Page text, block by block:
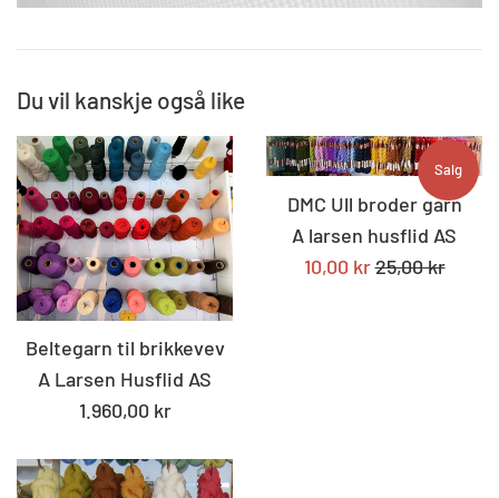
Du vil kanskje også like
Beltegarn til brikkevev
A Larsen Husflid AS
Standard
1.960,00 kr
DMC Ull broder garn
A larsen husflid AS
Tilbudspris
10,00 krStandard
25,00 kr
Salg